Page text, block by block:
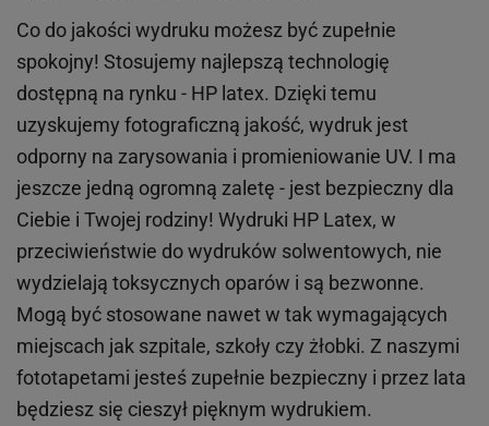
Co do jakości wydruku możesz być zupełnie
spokojny! Stosujemy najlepszą technologię
dostępną na rynku - HP latex. Dzięki temu
uzyskujemy fotograficzną jakość, wydruk jest
odporny na zarysowania i promieniowanie UV. I ma
jeszcze jedną ogromną zaletę - jest bezpieczny dla
Ciebie i Twojej rodziny! Wydruki HP Latex, w
przeciwieństwie do wydruków solwentowych, nie
wydzielają toksycznych oparów i są bezwonne.
Mogą być stosowane nawet w tak wymagających
miejscach jak szpitale, szkoły czy żłobki. Z naszymi
fototapetami jesteś zupełnie bezpieczny i przez lata
będziesz się cieszył pięknym wydrukiem.